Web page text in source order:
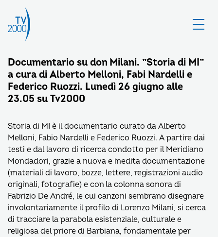
Documentario su don Milani. ”Storia di MI”
a cura di Alberto Melloni, Fabi Nardelli e
Federico Ruozzi. Lunedì 26 giugno alle
23.05 su Tv2000
Storia di MI è il documentario curato da Alberto
Melloni, Fabio Nardelli e Federico Ruozzi. A partire dai
testi e dal lavoro di ricerca condotto per il Meridiano
Mondadori, grazie a nuova e inedita documentazione
(materiali di lavoro, bozze, lettere, registrazioni audio
originali, fotografie) e con la colonna sonora di
Fabrizio De André, le cui canzoni sembrano disegnare
involontariamente il profilo di Lorenzo Milani, si cerca
di tracciare la parabola esistenziale, culturale e
religiosa del priore di Barbiana, fondamentale per